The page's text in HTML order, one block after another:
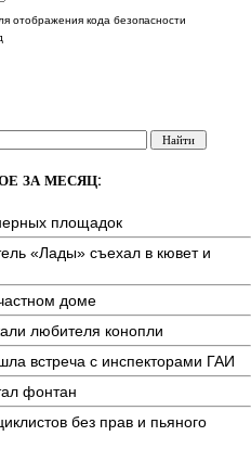
ЗА МЕСЯЦ:
площадок
«Лады» съехал в кювет и
доме
любителя конопли
встреча с инспекторами ГАИ
фонтан
без прав и пьяного